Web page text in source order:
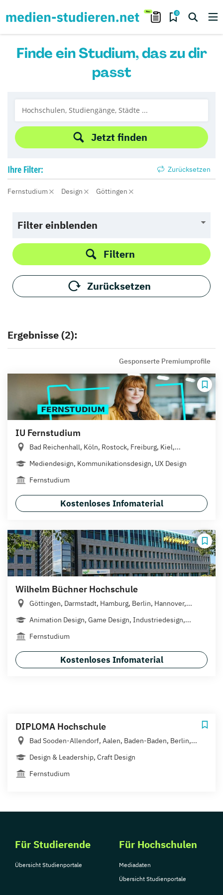
0
Finde ein Studium, das zu dir
passt
Jetzt finden
Ihre Filter: Zurücksetzen
Fernstudium Design Göttingen
Filter einblenden
Filtern
Zurücksetzen
Ergebnisse (2):
Gesponserte Premiumprofile
IU Fernstudium
Bad Reichenhall, Köln, Rostock, Freiburg, Kiel,...
Mediendesign, Kommunikationsdesign, UX Design
Fernstudium
Kostenloses Infomaterial
Wilhelm Büchner Hochschule
Göttingen, Darmstadt, Hamburg, Berlin, Hannover,...
Animation Design, Game Design, Industriedesign,...
Fernstudium
Kostenloses Infomaterial
DIPLOMA Hochschule
Bad Sooden-Allendorf, Aalen, Baden-Baden, Berlin,...
Design & Leadership, Craft Design
Fernstudium
Für Studierende
Übersicht Studienportale
Für Hochschulen
Mediadaten
Übersicht Studienportale